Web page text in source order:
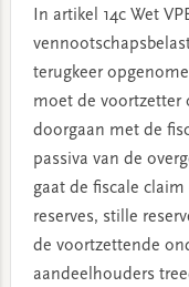
In artikel 14c Wet
terugkeer
moet de voortzetter
doorgaan met de
passiva van de
gaat de fiscale
reserves, stille
de voortzettende
aandeelhouders